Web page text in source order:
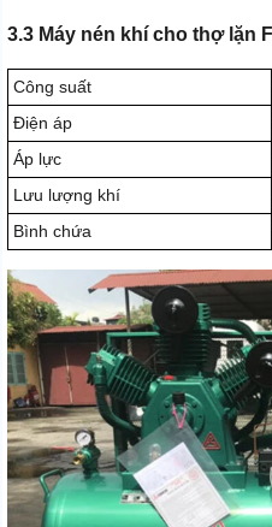
3.3 Máy nén khí cho thợ lặn
Công suất
Điện áp
Áp lực
Lưu lượng khí
Bình chứa